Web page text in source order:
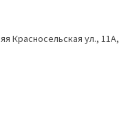
Красносельская ул., 11А,